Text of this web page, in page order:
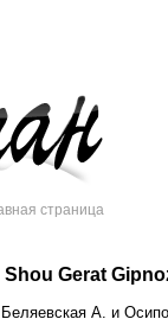
страница
Shou Gerat
А. и